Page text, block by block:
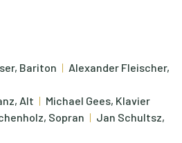
Bariton
Alexander Fleischer,
Alt
Michael Gees, Klavier
Sopran
Jan Schultsz,